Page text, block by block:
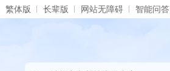
繁体版 长辈版 网站无障碍 智能问答